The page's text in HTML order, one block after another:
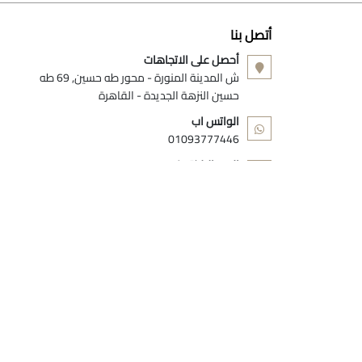
أتصل بنا
أحصل على الاتجاهات
ش المدينة المنورة - محور طه حسين, 69 طه
حسين النزهة الجديدة - القاهرة
الواتس اب
01093777446
البريد الالكتروني